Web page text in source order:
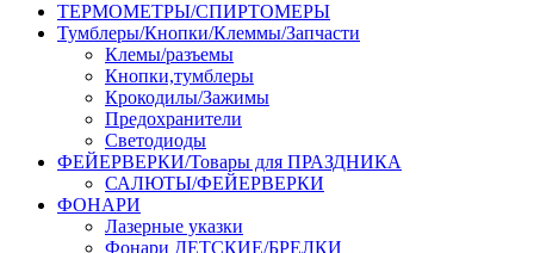
ТЕРМОМЕТРЫ/СПИРТОМЕРЫ
Тумблеры/Кнопки/Клеммы/Запчасти
Клемы/разъемы
Кнопки,тумблеры
Крокодилы/Зажимы
Предохранители
Светодиоды
ФЕЙЕРВЕРКИ/Товары для ПРАЗДНИКА
САЛЮТЫ/ФЕЙЕРВЕРКИ
ФОНАРИ
Лазерные указки
Фонари ДЕТСКИЕ/БРЕЛКИ